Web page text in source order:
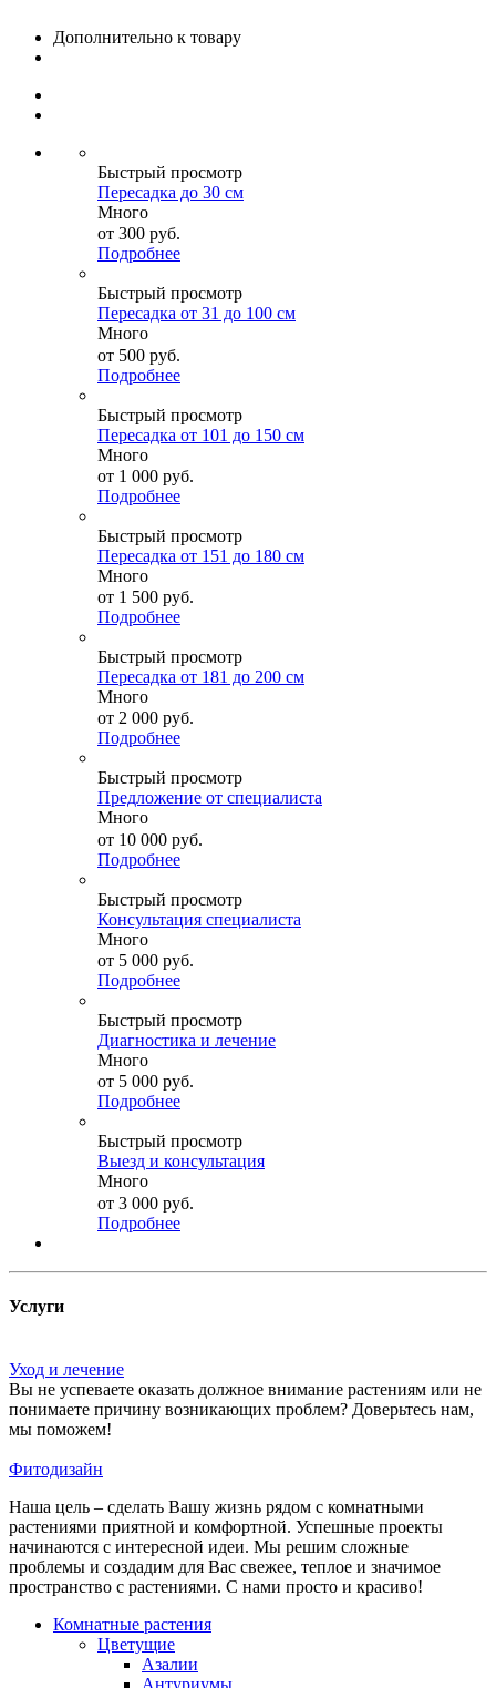
Дополнительно к товару
Быстрый просмотр
Пересадка до 30 см
Много
от 300 руб.
Подробнее
Быстрый просмотр
Пересадка от 31 до 100 см
Много
от 500 руб.
Подробнее
Быстрый просмотр
Пересадка от 101 до 150 см
Много
от 1 000 руб.
Подробнее
Быстрый просмотр
Пересадка от 151 до 180 см
Много
от 1 500 руб.
Подробнее
Быстрый просмотр
Пересадка от 181 до 200 см
Много
от 2 000 руб.
Подробнее
Быстрый просмотр
Предложение от специалиста
Много
от 10 000 руб.
Подробнее
Быстрый просмотр
Консультация специалиста
Много
от 5 000 руб.
Подробнее
Быстрый просмотр
Диагностика и лечение
Много
от 5 000 руб.
Подробнее
Быстрый просмотр
Выезд и консультация
Много
от 3 000 руб.
Подробнее
Услуги
Уход и лечение
Вы не успеваете оказать должное внимание растениям или не
понимаете причину возникающих проблем? Доверьтесь нам,
мы поможем!
Фитодизайн
Наша цель – сделать Вашу жизнь рядом с комнатными
растениями приятной и комфортной. Успешные проекты
начинаются с интересной идеи. Мы решим сложные
проблемы и создадим для Вас свежее, теплое и значимое
пространство с растениями. С нами просто и красиво!
Комнатные растения
Цветущие
Азалии